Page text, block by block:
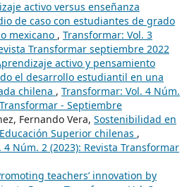
activo versus enseñanza
de caso con estudiantes de grado
mexicano , Transformar: Vol. 3
Transformar septiembre 2022
activo y pensamiento
el desarrollo estudiantil en una
chilena , Transformar: Vol. 4 Núm.
- Septiembre
Fernando Vera, Sostenibilidad en
Superior chilenas ,
Núm. 2 (2023): Revista Transformar
teachers’ innovation by